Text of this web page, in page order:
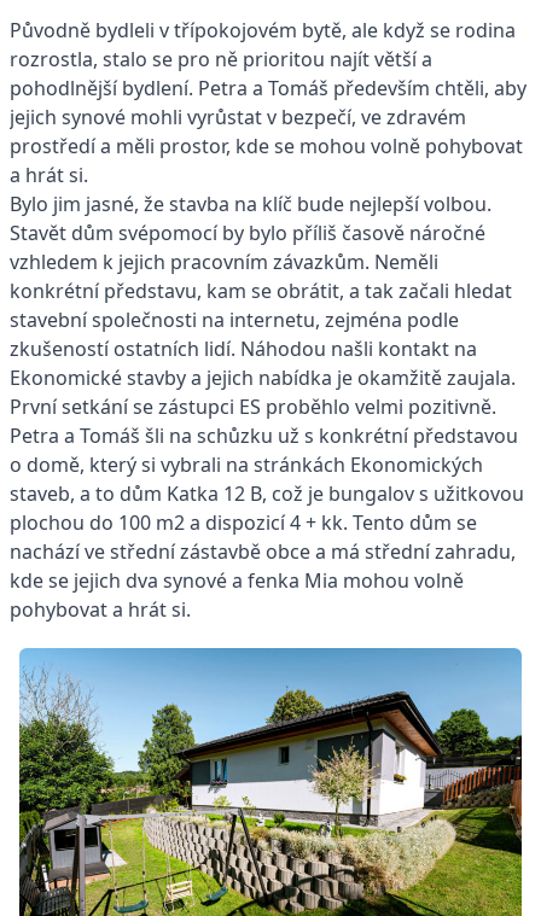
Původně bydleli v třípokojovém bytě, ale když se rodina
rozrostla, stalo se pro ně prioritou najít větší a
pohodlnější bydlení. Petra a Tomáš především chtěli, aby
jejich synové mohli vyrůstat v bezpečí, ve zdravém
prostředí a měli prostor, kde se mohou volně pohybovat
a hrát si.
Bylo jim jasné, že stavba na klíč bude nejlepší volbou.
Stavět dům svépomocí by bylo příliš časově náročné
vzhledem k jejich pracovním závazkům. Neměli
konkrétní představu, kam se obrátit, a tak začali hledat
stavební společnosti na internetu, zejména podle
zkušeností ostatních lidí. Náhodou našli kontakt na
Ekonomické stavby a jejich nabídka je okamžitě zaujala.
První setkání se zástupci ES proběhlo velmi pozitivně.
Petra a Tomáš šli na schůzku už s konkrétní představou
o domě, který si vybrali na stránkách Ekonomických
staveb, a to dům Katka 12 B, což je bungalov s užitkovou
plochou do 100 m2 a dispozicí 4 + kk. Tento dům se
nachází ve střední zástavbě obce a má střední zahradu,
kde se jejich dva synové a fenka Mia mohou volně
pohybovat a hrát si.